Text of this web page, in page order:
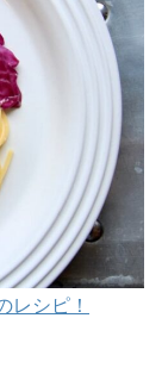
レシピ！